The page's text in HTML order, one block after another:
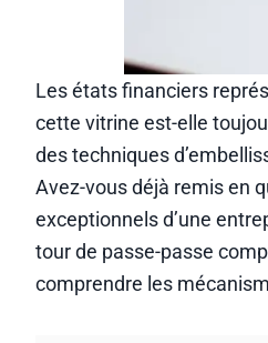
Les états financiers
cette vitrine est-elle
des techniques
Avez-vous déjà remis en
exceptionnels d’une
tour de passe-passe
comprendre les